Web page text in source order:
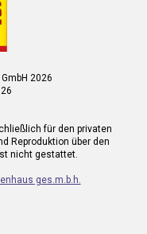
2026
für den privaten
Reproduktion über den
nicht gestattet.
ges.m.b.h.